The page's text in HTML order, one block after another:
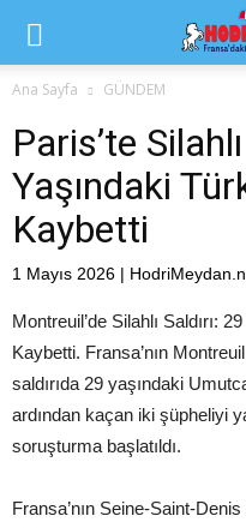
Ana Sayfa GÜNDEM
Paris’te
Yaşındaki
Kaybetti
1 Mayıs 2026 |
Montreuil’de Silahlı Saldırı:
Kaybetti. Fransa’nın
saldırıda 29 yaşındaki
ardından kaçan iki şüpheliyi
soruşturma başlatıldı.
Fransa’nın Seine-Saint-